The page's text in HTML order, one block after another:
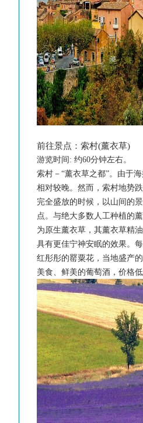
前往景点：索村(薰衣草)
游览时间 : 约60分钟左右。
索村－“薰衣草之都”。由于
相对较晚。然而，索村地势
完全盛放的时候，以山间的
点。与绝大多数人工种植的
为原生薰衣草，其薰衣草精
具有更佳宁神安眠的效果。
红彤彤的罂粟花，当地盛产
美食、鲜美的葡萄酒，价格